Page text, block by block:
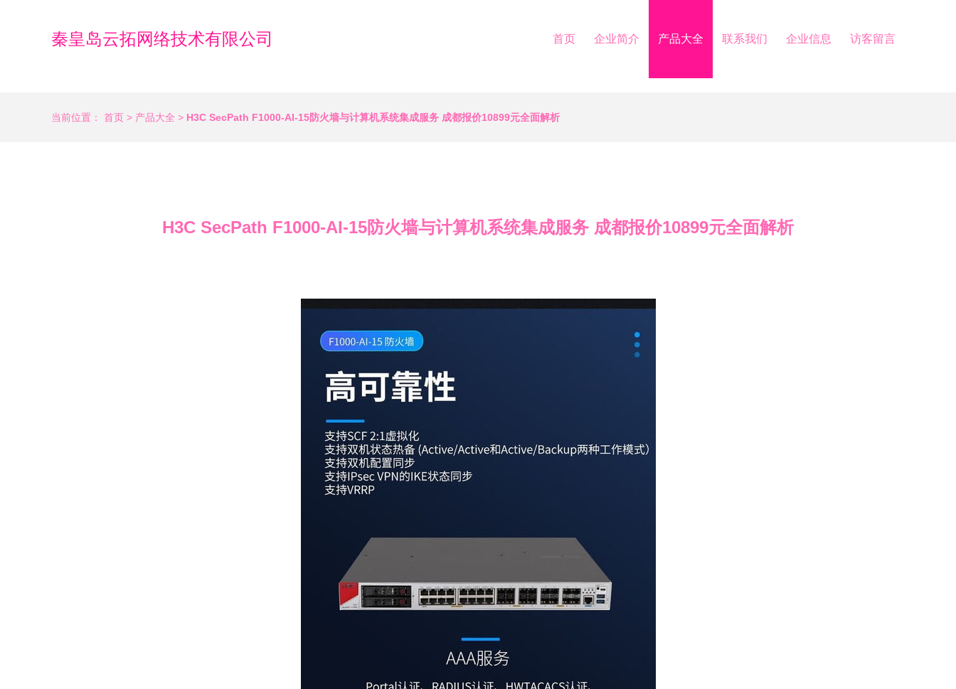
秦皇岛云拓网络技术有限公司 首页 企业简介 产品大全 联系我们 企业信息 访客留言
当前位置： 首页 > 产品大全 > H3C SecPath F1000-AI-15防火墙与计算机系统集成服务 成都报价10899元全面解析
H3C SecPath F1000-AI-15防火墙与计算机系统集成服务 成都报价10899元全面解析